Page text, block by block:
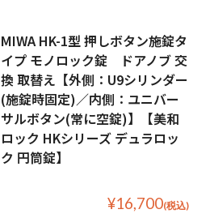
MIWA HK-1型 押しボタン施錠タ
イプ モノロック錠 ドアノブ 交
換 取替え【外側：U9シリンダー
(施錠時固定)／内側：ユニバー
サルボタン(常に空錠)】【美和
ロック HKシリーズ デュラロッ
ク 円筒錠】
¥16,700(税込)